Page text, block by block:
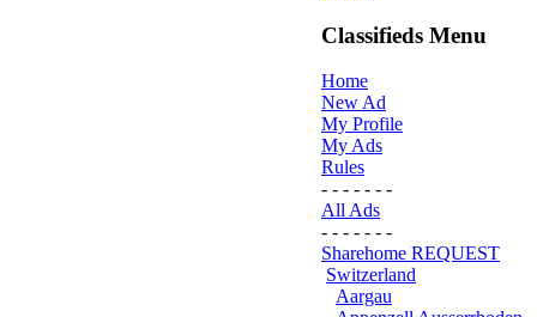
Classifieds Menu
Home
New Ad
My Profile
My Ads
Rules
- - - - - - -
All Ads
- - - - - - -
Sharehome REQUEST
Switzerland
Aargau